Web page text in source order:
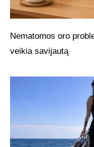
Nematomos oro
veikia savijautą